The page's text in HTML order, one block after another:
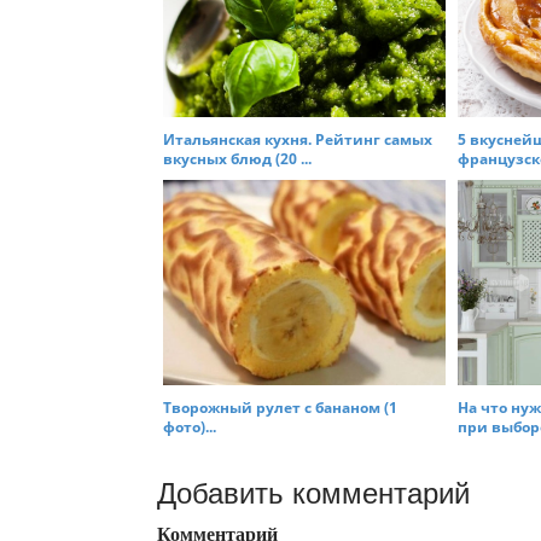
Итальянская кухня. Рейтинг самых
вкусных блюд (20 ...
5
Творожный рулет с бананом (1
фото)...
На что
при
Добавить комментарий
Комментарий